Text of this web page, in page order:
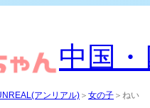
中国
アンリアル) ＞ 女の子 ＞ねい